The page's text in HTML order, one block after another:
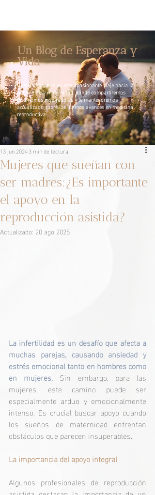
Un Blog de Esperanza y
Vida
Únete a nosotros en este apasionante viaje hacia la
paternidad y maternidad, donde compartiremos
testimonios inspiradores y te mantendremos
actualizado sobre los últimos avances en medicina
reproductiva.
Mujeres que sueñan con
ser madres:¿Es importante
el apoyo en la
reproducción asistida?
13 jun 20243 min de lectura
Actualizado: 20 ago 2025
La infertilidad es un desafío que afecta a
muchas parejas, causando ansiedad y
estrés emocional tanto en hombres como
en mujeres. Sin embargo, para las
mujeres, este camino puede ser
especialmente arduo y emocionalmente
intenso. Es crucial buscar apoyo cuando
los sueños de maternidad enfrentan
obstáculos que parecen insuperables.
La importancia del apoyo integral
Algunos profesionales de reproducción